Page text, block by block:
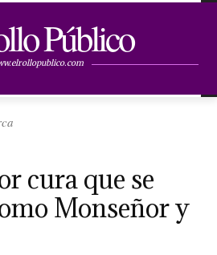
Público
cura que se
Monseñor y